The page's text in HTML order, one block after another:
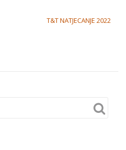
T&T NATJECANJE 2022